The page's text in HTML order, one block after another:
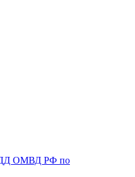
ОМВД РФ по